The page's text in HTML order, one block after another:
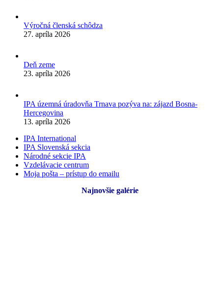
Výročná členská schôdza
27. apríla 2026
Deň zeme
23. apríla 2026
IPA územná úradovňa Trnava pozýva na: zájazd Bosna-
Hercegovina
13. apríla 2026
IPA International
IPA Slovenská sekcia
Národné sekcie IPA
Vzdelávacie centrum
Moja pošta – prístup do emailu
Najnovšie galérie